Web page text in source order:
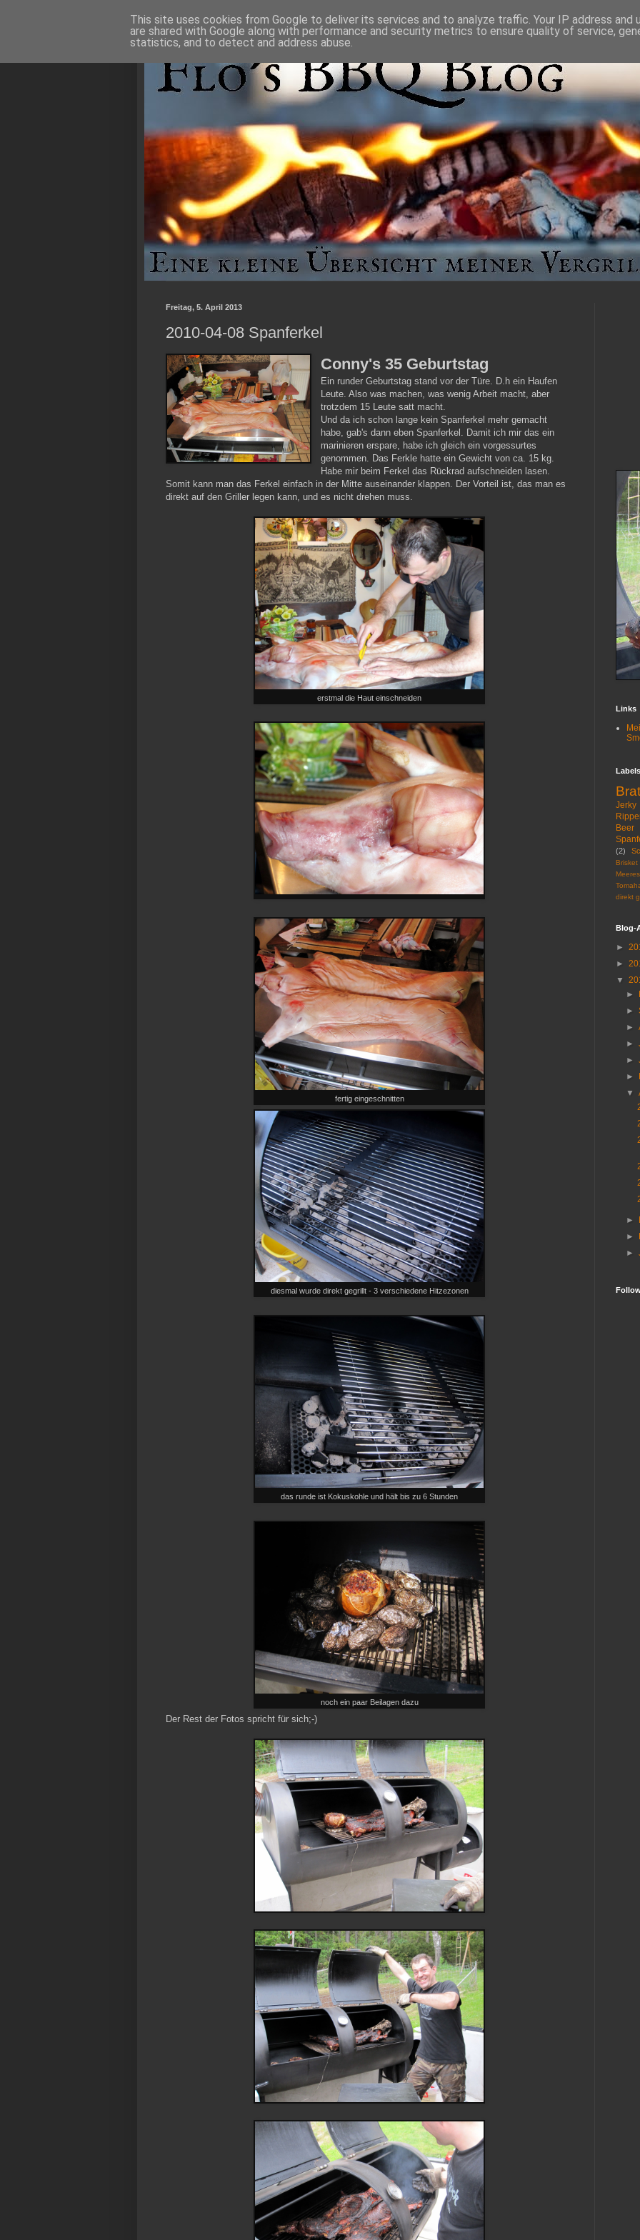
Freitag, 5. April 2013
2010-04-08 Spanferkel
Conny's 35 Geburtstag
Ein runder Geburtstag stand vor der Türe. D.h ein Haufen
Leute. Also was machen, was wenig Arbeit macht, aber
trotzdem 15 Leute satt macht.
Und da ich schon lange kein Spanferkel mehr gemacht
habe, gab's dann eben Spanferkel. Damit ich mir das ein
marinieren erspare, habe ich gleich ein vorgessurtes
genommen. Das Ferkle hatte ein Gewicht von ca. 15 kg.
Habe mir beim Ferkel das Rückrad aufschneiden lasen.
Somit kann man das Ferkel einfach in der Mitte auseinander klappen. Der Vorteil ist, das man es
direkt auf den Griller legen kann, und es nicht drehen muss.
erstmal die Haut einschneiden
fertig eingeschnitten
diesmal wurde direkt gegrillt - 3 verschiedene Hitzezonen
das runde ist Kokuskohle und hält bis zu 6 Stunden
noch ein paar Beilagen dazu
Der Rest der Fotos spricht für sich;-)
Links
Labels
Jerky
(2)
Brisket
direkt
Blog-
►
►
▼
►
►
►
►
►
►
▼
►
►
►
This site uses cookies from Google to deliver its services and to analyze traffic. Your IP address and
are shared with Google along with performance and security metrics to ensure quality of service,
statistics, and to detect and address abuse.